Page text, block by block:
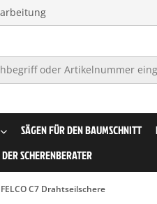
SÄGEN FÜR DEN BAUMSCHNITT
DER SCHERENBERATER
FELCO C7 Drahtseilschere